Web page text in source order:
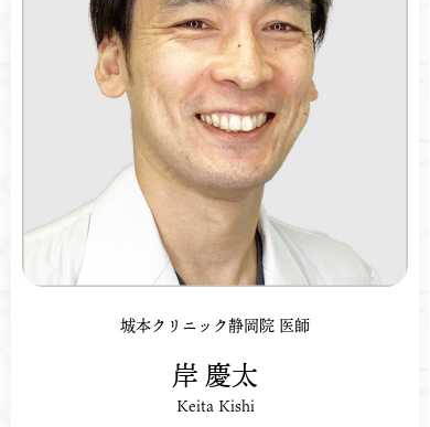
城本クリニック静岡院 医師
岸 慶太
Keita Kishi